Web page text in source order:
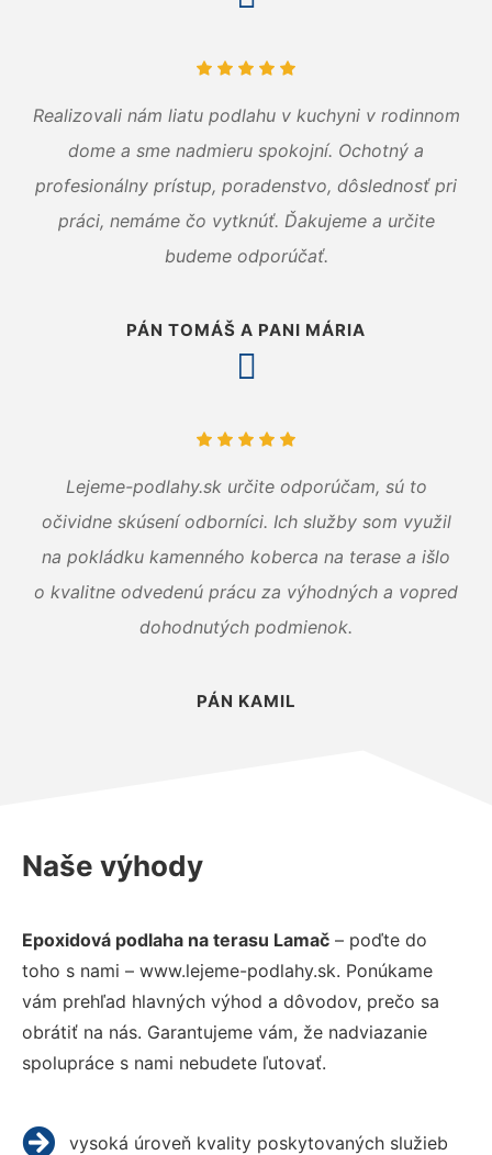
Realizovali nám liatu podlahu v kuchyni v rodinnom
dome a sme nadmieru spokojní. Ochotný a
profesionálny prístup, poradenstvo, dôslednosť pri
práci, nemáme čo vytknúť. Ďakujeme a určite
budeme odporúčať.
PÁN TOMÁŠ A PANI MÁRIA
Lejeme-podlahy.sk určite odporúčam, sú to
očividne skúsení odborníci. Ich služby som využil
na pokládku kamenného koberca na terase a išlo
o kvalitne odvedenú prácu za výhodných a vopred
dohodnutých podmienok.
PÁN KAMIL
Naše výhody
Epoxidová podlaha na terasu Lamač – poďte do
toho s nami – www.lejeme-podlahy.sk. Ponúkame
vám prehľad hlavných výhod a dôvodov, prečo sa
obrátiť na nás. Garantujeme vám, že nadviazanie
spolupráce s nami nebudete ľutovať.
vysoká úroveň kvality poskytovaných služieb